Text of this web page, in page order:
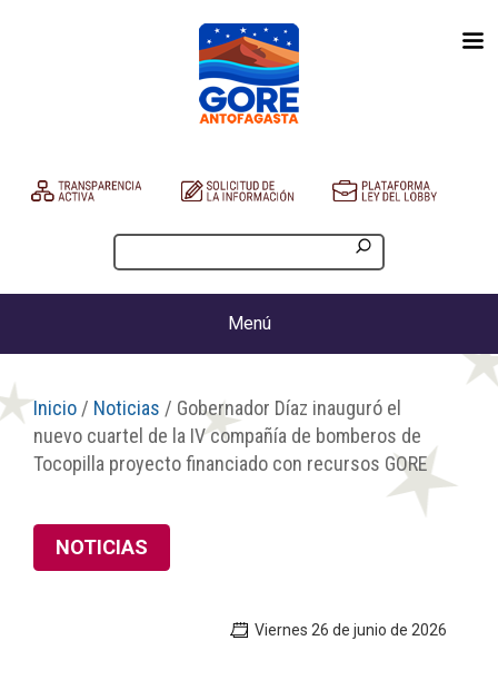
Menú
Inicio / Noticias / Gobernador Díaz inauguró el
nuevo cuartel de la IV compañía de bomberos de
Tocopilla proyecto financiado con recursos GORE
NOTICIAS
Viernes 26 de junio de 2026